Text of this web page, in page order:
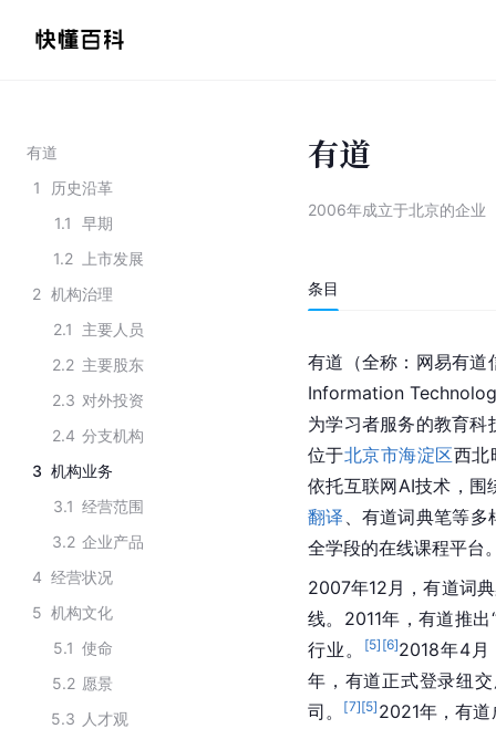
有道
1
历史沿革
1.1
早期
1.2
上市发展
2 机构治理
2.1
主要人员
2.2 主要股东
2.3 对外投资
2.4 分支机构
3 机构业务
3.1 经营范围
3.2 企业产品
4 经营状况
5 机构文化
5.1 使命
5.2 愿景
5.3 人才观
有道
2006年成立于北京的企业
条目
有道（全称 ：网易有
Information
为学习者服务的教育科
位于北京市海淀区西北
依托互联网AI技术，围
翻译 、有道词典笔等
全学段的在线课程平台
2007年12月，有道词
线。2011年，有道推出
行业。
[5] [6]2018年4月
年，有道正式登录纽
司。
[7][5] 2021年，有